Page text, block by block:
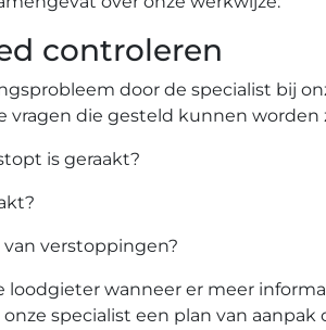
controleren
door de specialist bij
die gesteld kunnen worden
is geraakt?
verstoppingen?
wanneer er meer
specialist een plan van aanpak